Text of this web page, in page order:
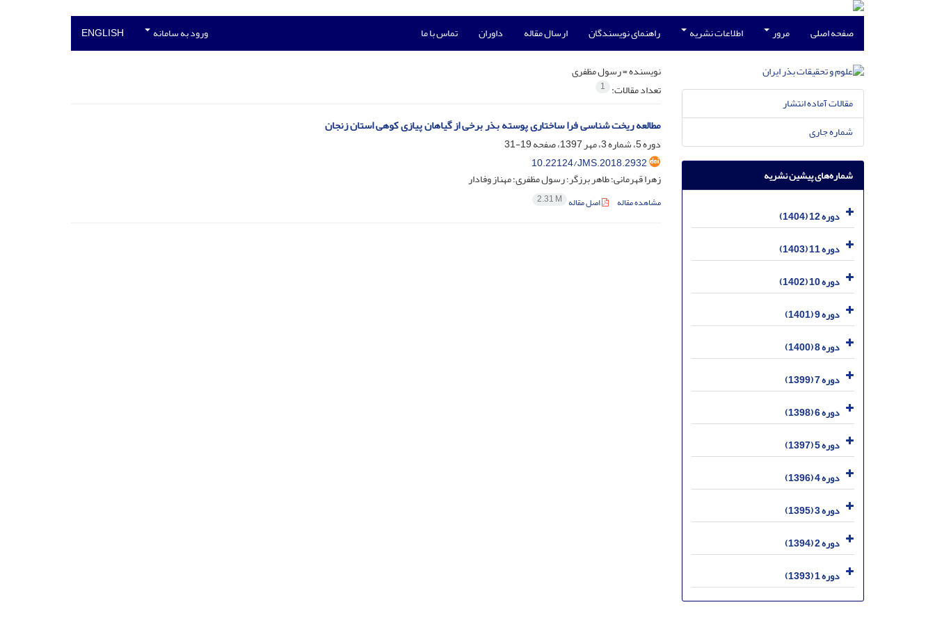
صفحه اصلی مرور اطلاعات نشریه راهنمای نویسندگان ارسال مقاله داوران تماس با ما ورود به سامانه ENGLISH
نویسنده =رسول مظفری
تعداد مقالات: 1
مطالعه ریخت‌ شناسی فرا ساختاری پوسته بذر برخی از گیاهان پیازی کوهی استان زنجان
دوره 5، شماره 3، مهر 1397، صفحه
19-31
10.22124/JMS.2018.2932
زهرا قهرمانی؛ طاهر برزگر؛ رسول مظفری؛ مهناز وفادار
مشاهده مقاله اصل مقاله 2.31 M
مقالات آماده انتشار
شماره جاری
شماره‌های پیشین نشریه
دوره 12 (1404)
دوره 11 (1403)
دوره 10 (1402)
دوره 9 (1401)
دوره 8 (1400)
دوره 7 (1399)
دوره 6 (1398)
دوره 5 (1397)
دوره 4 (1396)
دوره 3 (1395)
دوره 2 (1394)
دوره 1 (1393)